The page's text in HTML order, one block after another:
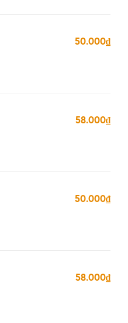
50.000₫
58.000₫
50.000₫
58.000₫